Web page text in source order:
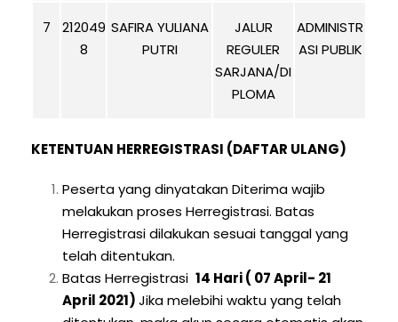
7
212049
8
SAFIRA YULIANA
PUTRI
JALUR
REGULER
SARJANA/DI
PLOMA
ADMINISTR
ASI PUBLIK
KETENTUAN HERREGISTRASI (DAFTAR ULANG)
Peserta yang dinyatakan Diterima wajib
melakukan proses Herregistrasi. Batas
Herregistrasi dilakukan sesuai tanggal yang
telah ditentukan.
Batas Herregistrasi 14 Hari ( 07 April- 21
April 2021)Jika melebihi waktu yang telah